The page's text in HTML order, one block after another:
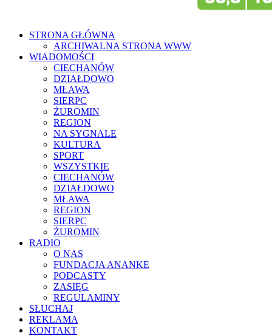
STRONA GŁÓWNA
ARCHIWALNA STRONA WWW
WIADOMOŚCI
CIECHANÓW
DZIAŁDOWO
MŁAWA
SIERPC
ŻUROMIN
REGION
NA SYGNALE
KULTURA
SPORT
WSZYSTKIE
CIECHANÓW
DZIAŁDOWO
MŁAWA
REGION
SIERPC
ŻUROMIN
RADIO
O NAS
FUNDACJA ANANKE
PODCASTY
ZASIĘG
REGULAMINY
SŁUCHAJ
REKLAMA
KONTAKT